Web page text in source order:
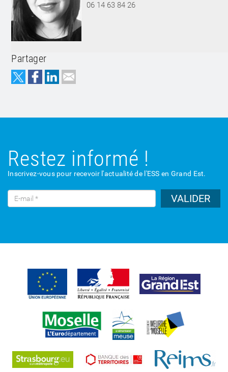
06 14 63 84 26
Partager
Restez informé !
Inscrivez-vous pour recevoir l'actualité de l'ESS en Grand Est.
VALIDER